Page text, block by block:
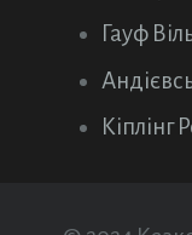
Гауф
Кіплінг